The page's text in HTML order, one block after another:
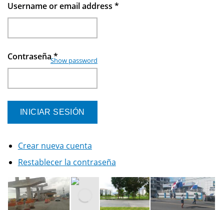
Username or email address *
Contraseña*
Show password
Crear nueva cuenta
Restablecer la contraseña